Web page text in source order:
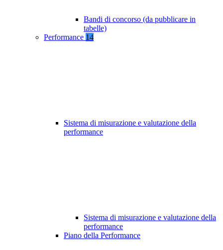
Bandi di concorso (da pubblicare in
tabelle)
Performance 14
Sistema di misurazione e valutazione della
performance
Sistema di misurazione e valutazione della
performance
Piano della Performance